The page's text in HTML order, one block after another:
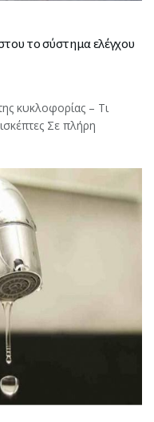
το σύστημα ελέγχου
κυκλοφορίας – Τι
Σε πλήρη